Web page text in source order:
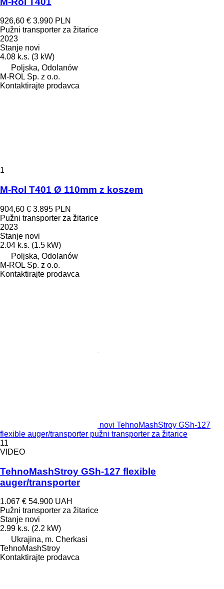
926,60 € 3.990 PLN
Pužni transporter za žitarice
2023
Stanje novi
4.08 k.s. (3 kW)
Poljska, Odolanów
M-ROL Sp. z o.o.
Kontaktirajte prodavca
1
M-Rol T401 Ø 110mm z koszem
904,60 € 3.895 PLN
Pužni transporter za žitarice
2023
Stanje novi
2.04 k.s. (1.5 kW)
Poljska, Odolanów
M-ROL Sp. z o.o.
Kontaktirajte prodavca
novi TehnoMashStroy GSh-127
flexible auger/transporter pužni transporter za žitarice
11
VIDEO
TehnoMashStroy GSh-127 flexible
auger/transporter
1.067 € 54.900 UAH
Pužni transporter za žitarice
Stanje novi
2.99 k.s. (2.2 kW)
Ukrajina, m. Cherkasi
TehnoMashStroy
Kontaktirajte prodavca